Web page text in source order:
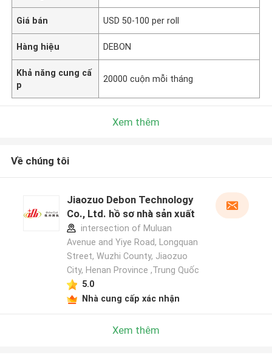
Giá bán USD 50-100 per roll
Hàng hiệu DEBON
Khả năng cung cấ
p
20000 cuộn mỗi tháng
Xem thêm
Về chúng tôi
Jiaozuo Debon Technology
Co., Ltd. hồ sơ nhà sản xuất
intersection of Muluan
Avenue and Yiye Road, Longquan
Street, Wuzhi County, Jiaozuo
City, Henan Province ,Trung Quốc
5.0
Nhà cung cấp xác nhận
Xem thêm